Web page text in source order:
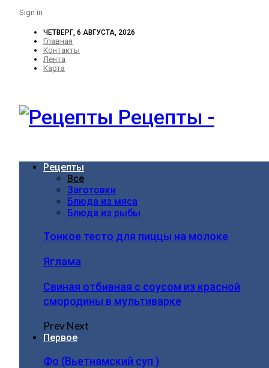
Sign in
ЧЕТВЕРГ, 6 АВГУСТА, 2026
Главная
Контакты
Лента
Карта
Рецепты -
Рецепты
Все
Заготовки
Блюда из мяса
Блюда из рыбы
Тонкое тесто для пиццы на молоке
Яглама
Свиная отбивная с соусом из красной
смородины в мультиварке
PrevNext
Первое
Фо (Вьетнамский суп )